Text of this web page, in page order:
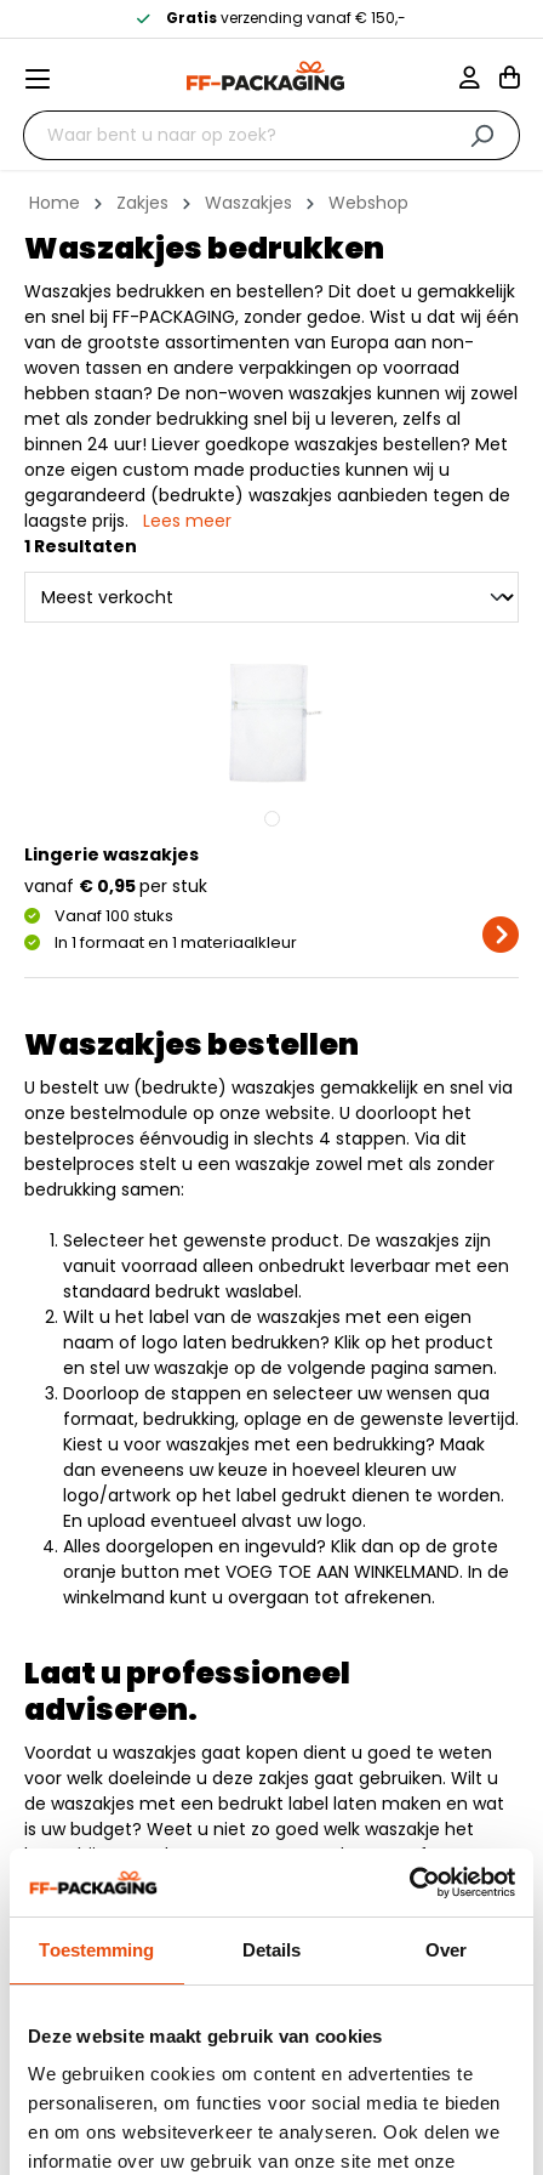
Toestemming Details Over
Deze website maakt gebruik van cookies
We gebruiken cookies om content en advertenties te
personaliseren, om functies voor social media te bieden
en om ons websiteverkeer te analyseren. Ook delen we
informatie over uw gebruik van onze site met onze
Gratisverzending vanaf € 150,-
Home Zakjes Waszakjes Webshop
Waszakjes bedrukken
Waszakjes bedrukken en bestellen? Dit doet u gemakkelijk
en snel bij FF-PACKAGING, zonder gedoe. Wist u dat wij één
van de grootste assortimenten van Europa aan non-
woven tassen en andere verpakkingen op voorraad
hebben staan? De non-woven waszakjes kunnen wij zowel
met als zonder bedrukking snel bij u leveren, zelfs al
binnen 24 uur! Liever goedkope waszakjes bestellen? Met
onze eigen custom made producties kunnen wij u
gegarandeerd (bedrukte) waszakjes aanbieden tegen de
laagste prijs.
Lees meer
1 Resultaten
Lingerie waszakjes
Vanaf 100 stuks
In 1 formaat en 1 materiaalkleur
vanaf € 0,95per stuk
Waszakjes bestellen
U bestelt uw (bedrukte) waszakjes gemakkelijk en snel via
onze bestelmodule op onze website. U doorloopt het
bestelproces éénvoudig in slechts 4 stappen. Via dit
bestelproces stelt u een waszakje zowel met als zonder
bedrukking samen:
Selecteer het gewenste product. De waszakjes zijn
vanuit voorraad alleen onbedrukt leverbaar met een
standaard bedrukt waslabel.
Wilt u het label van de waszakjes met een eigen
naam of logo laten bedrukken? Klik op het product
en stel uw waszakje op de volgende pagina samen.
Doorloop de stappen en selecteer uw wensen qua
formaat, bedrukking, oplage en de gewenste levertijd.
Kiest u voor waszakjes met een bedrukking? Maak
dan eveneens uw keuze in hoeveel kleuren uw
logo/artwork op het label gedrukt dienen te worden.
En upload eventueel alvast uw logo.
Alles doorgelopen en ingevuld? Klik dan op de grote
oranje button met VOEG TOE AAN WINKELMAND. In de
winkelmand kunt u overgaan tot afrekenen.
Laat u professioneel
adviseren.
Voordat u waszakjes gaat kopen dient u goed te weten
voor welk doeleinde u deze zakjes gaat gebruiken. Wilt u
de waszakjes met een bedrukt label laten maken en wat
is uw budget? Weet u niet zo goed welk waszakje het
beste bij uw producten past? Laat u dan vooraf eerst
adviseren door één van onze medewerkers. Wij staan u
graag telefonisch, per chat of per e-mail te woord. Wij
keuze bij de aanschaf van uw waszakjes.
kopen van waszakjes:
Levertijd. Wanneer heeft u de waszakjes nodig? Heeft
u een FIX-leverdatum? Dienen de waszakjes binnen
24 uur geleverd te worden? Of heeft u nog waszakjes
op voorraad waardoor snel leveren niet noodzakelijk